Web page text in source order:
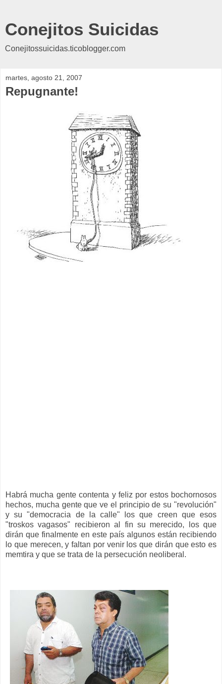
Conejitos Suicidas
Conejitossuicidas.ticoblogger.com
martes, agosto 21, 2007
Repugnante!
Habrá mucha gente contenta y feliz por estos bochornosos
hechos, mucha gente que ve el principio de su "revolución"
y su "democracia de la calle" los que creen que esos
"troskos vagasos" recibieron al fin su merecido, los que
dirán que finalmente en este país algunos están recibiendo
lo que merecen, y faltan por venir los que dirán que esto es
memtira y que se trata de la persecución neoliberal.